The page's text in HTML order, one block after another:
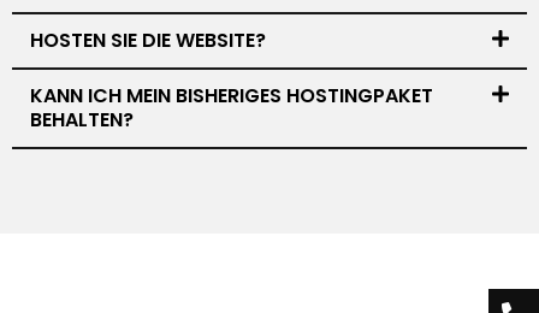
HOSTEN SIE DIE WEBSITE?
KANN ICH MEIN BISHERIGES HOSTINGPAKET
BEHALTEN?